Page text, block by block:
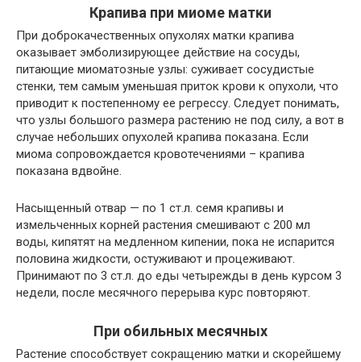
Крапива при миоме матки
При доброкачественных опухолях матки крапива
оказывает эмболизирующее действие на сосуды,
питающие миоматозные узлы: суживает сосудистые
стенки, тем самым уменьшая приток крови к опухоли, что
приводит к постепенному ее регрессу. Следует понимать,
что узлы большого размера растению не под силу, а вот в
случае небольших опухолей крапива показана. Если
миома сопровождается кровотечениями – крапива
показана вдвойне.
Насыщенный отвар — по 1 ст.л. семя крапивы и
измельченных корней растения смешивают с 200 мл
воды, кипятят на медленном кипении, пока не испарится
половина жидкости, остуживают и процеживают.
Принимают по 3 ст.л. до еды четырежды в день курсом 3
недели, после месячного перерыва курс повторяют.
При обильных месячных
Растение способствует сокращению матки и скорейшему